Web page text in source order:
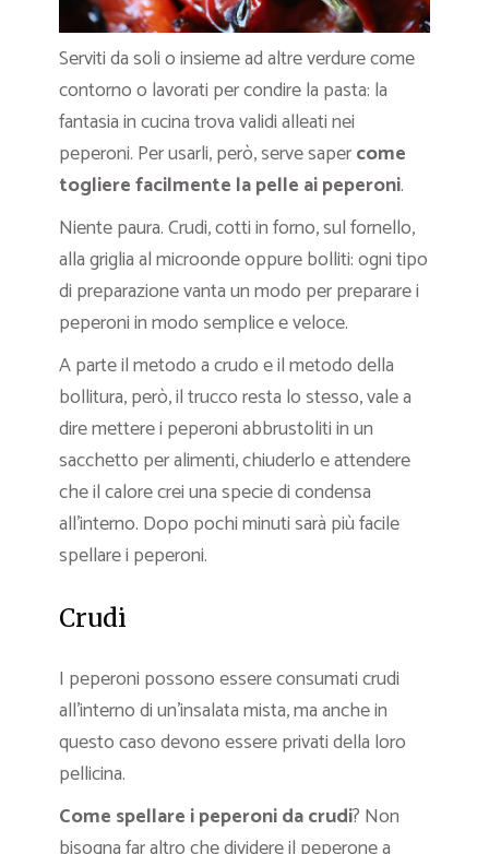
Serviti da soli o insieme ad altre verdure come
contorno o lavorati per condire la pasta: la
fantasia in cucina trova validi alleati nei
peperoni. Per usarli, però, serve sapercome
togliere facilmente la pelle ai peperoni.
Niente paura. Crudi, cotti in forno, sul fornello,
alla griglia al microonde oppure bolliti: ogni tipo
di preparazione vanta un modo per preparare i
peperoni in modo semplice e veloce.
A parte il metodo a crudo e il metodo della
bollitura, però, il trucco resta lo stesso, vale a
dire mettere i peperoni abbrustoliti in un
sacchetto per alimenti, chiuderlo e attendere
che il calore crei una specie di condensa
all’interno. Dopo pochi minuti sarà più facile
spellare i peperoni.
Crudi
I peperoni possono essere consumati crudi
all’interno di un’insalata mista, ma anche in
questo caso devono essere privati della loro
pellicina.
Come spellare i peperonida crudi? Non